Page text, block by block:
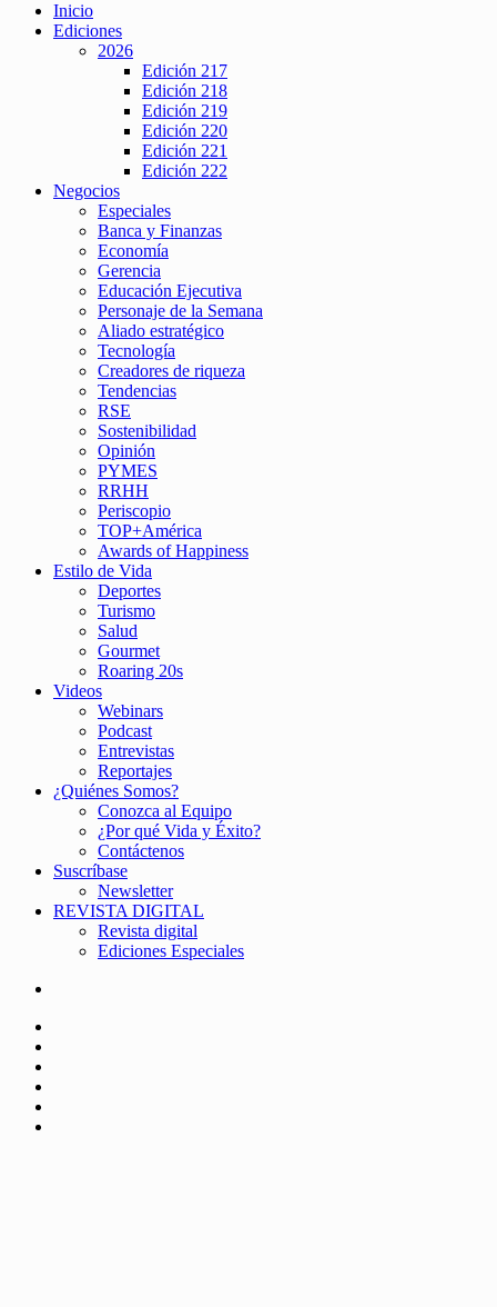
Inicio
Ediciones
2026
Edición 217
Edición 218
Edición 219
Edición 220
Edición 221
Edición 222
Negocios
Especiales
Banca y Finanzas
Economía
Gerencia
Educación Ejecutiva
Personaje de la Semana
Aliado estratégico
Tecnología
Creadores de riqueza
Tendencias
RSE
Sostenibilidad
Opinión
PYMES
RRHH
Periscopio
TOP+América
Awards of Happiness
Estilo de Vida
Deportes
Turismo
Salud
Gourmet
Roaring 20s
Videos
Webinars
Podcast
Entrevistas
Reportajes
¿Quiénes Somos?
Conozca al Equipo
¿Por qué Vida y Éxito?
Contáctenos
Suscríbase
Newsletter
REVISTA DIGITAL
Revista digital
Ediciones Especiales